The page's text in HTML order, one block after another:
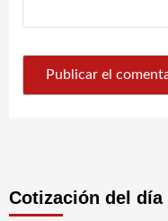
Cotización del día